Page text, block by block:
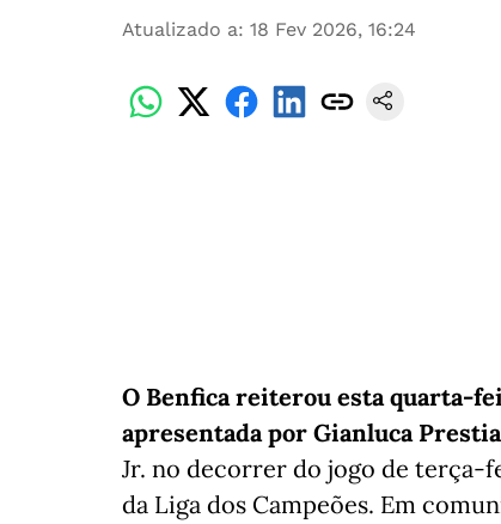
Atualizado a: 18 Fev 2026, 16:24
O Benfica reiterou esta quarta-
apresentada por Gianluca
Jr. no decorrer do jogo de terça-
da Liga dos Campeões. Em